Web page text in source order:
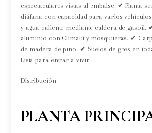
espectaculares vistas al embalse. ✔ Planta
diáfana con capacidad para varios
y agua caliente mediante caldera de gasoil.
aluminio con Climalit y mosquiteras. ✔
de madera de pino. ✔ Suelos de gres en
Lista para entrar a vivir.
Distribución
PLANTA